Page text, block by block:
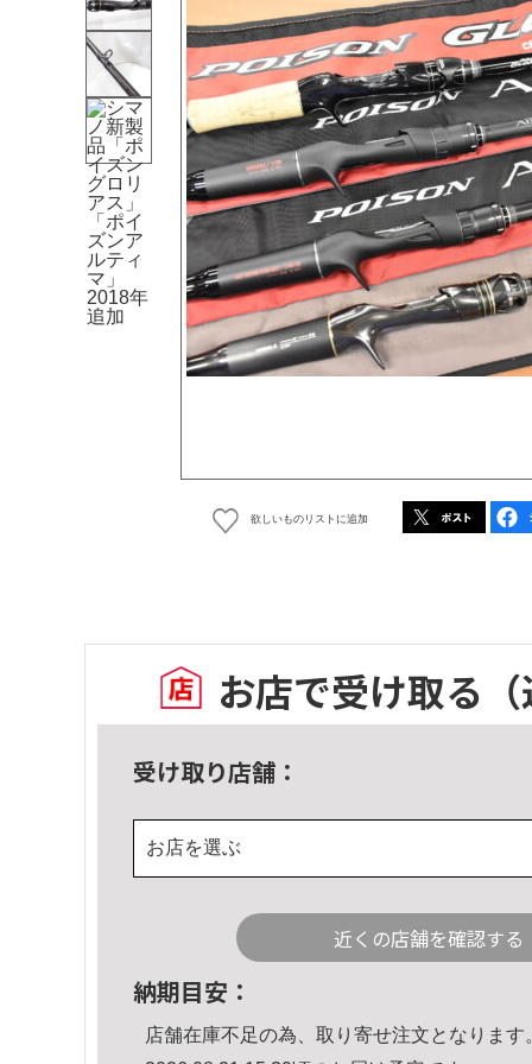
欲しいものリストに追加
お店で受け取る
受け取り店舗：
お店を選ぶ
近くの店舗を確認する
納期目安：
店舗在庫不足の為、取り寄せ注文となります